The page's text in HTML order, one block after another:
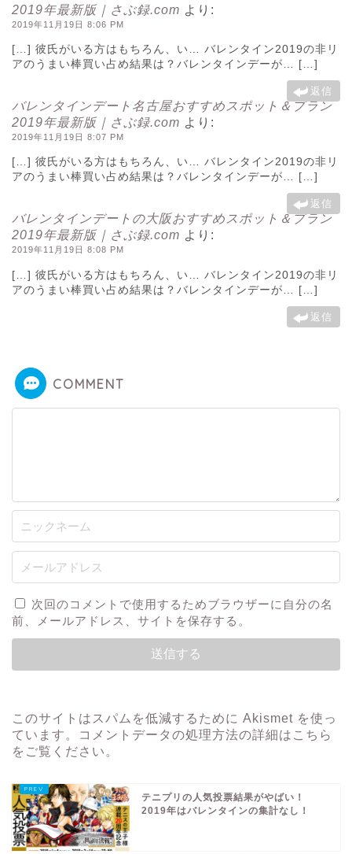
2019年最新版｜さぶ録.com より:
2019年11月19日 8:06 PM
[…] 彼氏がいる方はもちろん、い… バレンタイン2019の非リ
アのうまい棒買い占め結果は？バレンタインデーが… […]
返信
バレンタインデート名古屋おすすめスポット＆プラン
2019年最新版｜さぶ録.com より:
2019年11月19日 8:07 PM
[…] 彼氏がいる方はもちろん、い… バレンタイン2019の非リ
アのうまい棒買い占め結果は？バレンタインデーが… […]
返信
バレンタインデートの大阪おすすめスポット＆プラン
2019年最新版｜さぶ録.com より:
2019年11月19日 8:08 PM
[…] 彼氏がいる方はもちろん、い… バレンタイン2019の非リ
アのうまい棒買い占め結果は？バレンタインデーが… […]
返信
COMMENT
次回のコメントで使用するためブラウザーに自分の名
前、メールアドレス、サイトを保存する。
このサイトはスパムを低減するために Akismet を使っ
ています。
コメントデータの処理方法の詳細はこちら
をご覧ください 。
テニプリの人気投票結果がやばい！
2019年はバレンタインの集計なし！